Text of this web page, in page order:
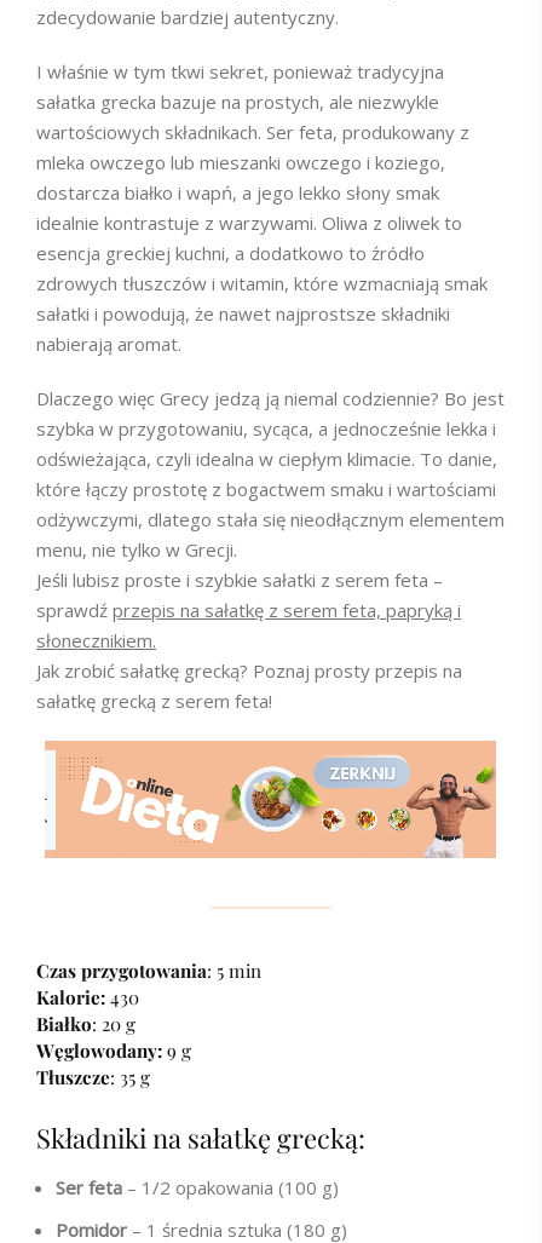
zdecydowanie bardziej autentyczny.
I właśnie w tym tkwi sekret, ponieważ tradycyjna
sałatka grecka bazuje na prostych, ale niezwykle
wartościowych składnikach. Ser feta, produkowany z
mleka owczego lub mieszanki owczego i koziego,
dostarcza białko i wapń, a jego lekko słony smak
idealnie kontrastuje z warzywami. Oliwa z oliwek to
esencja greckiej kuchni, a dodatkowo to źródło
zdrowych tłuszczów i witamin, które wzmacniają smak
sałatki i powodują, że nawet najprostsze składniki
nabierają aromat.
Dlaczego więc Grecy jedzą ją niemal codziennie? Bo jest
szybka w przygotowaniu, sycąca, a jednocześnie lekka i
odświeżająca, czyli idealna w ciepłym klimacie. To danie,
które łączy prostotę z bogactwem smaku i wartościami
odżywczymi, dlatego stała się nieodłącznym elementem
menu, nie tylko w Grecji.
Jeśli lubisz proste i szybkie sałatki z serem feta –
sprawdź przepis na sałatkę z serem feta, papryką i
słonecznikiem.
Jak zrobić sałatkę grecką? Poznaj prosty przepis na
sałatkę grecką z serem feta!
Czas przygotowania: 5 min
Kalorie: 430
Białko: 20 g
Węglowodany: 9 g
Tłuszcze: 35 g
Składniki na sałatkę grecką:
Ser feta – 1/2 opakowania (100 g)
Pomidor – 1 średnia sztuka (180 g)